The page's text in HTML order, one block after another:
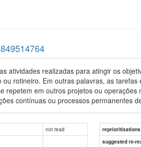
atividades realizadas para atingir os
ou rotineiro. Em outras palavras, as
repetem em outros projetos ou
contínuas ou processos permanentes
not read
reprioritisations
suggested re-